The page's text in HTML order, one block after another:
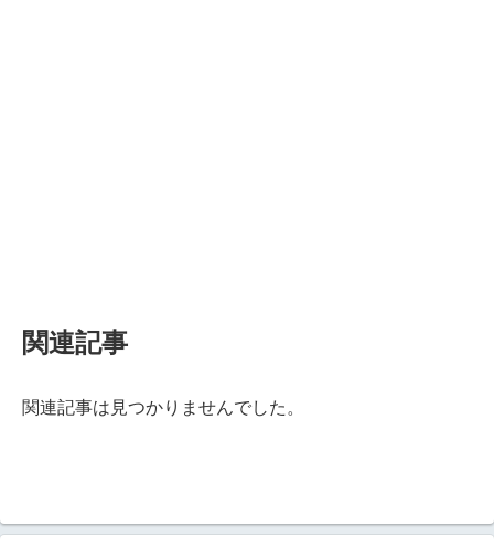
関連記事
関連記事は見つかりませんでした。